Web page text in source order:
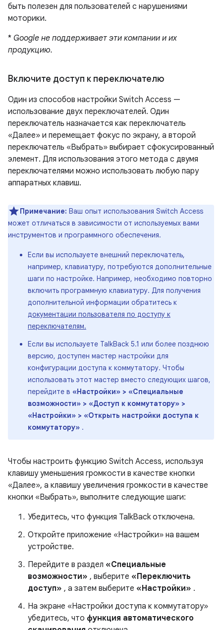
быть полезен для пользователей с нарушениями
моторики.
* Google не поддерживает эти компании и их
продукцию.
Включите доступ к переключателю
Один из способов настройки Switch Access —
использование двух переключателей. Один
переключатель назначается как переключатель
«Далее» и перемещает фокус по экрану, а второй
переключатель «Выбрать» выбирает сфокусированный
элемент. Для использования этого метода с двумя
переключателями можно использовать любую пару
аппаратных клавиш.
Примечание: Ваш опыт использования Switch Access
может отличаться в зависимости от используемых вами
инструментов и программного обеспечения.
Если вы используете внешний переключатель,
например, клавиатуру, потребуются дополнительные
шаги по настройке. Например, необходимо повторно
включить программную клавиатуру. Для получения
дополнительной информации обратитесь к
документации пользователя по доступу к
переключателям.
Если вы используете TalkBack 5.1 или более позднюю
версию, доступен мастер настройки для
конфигурации доступа к коммутатору. Чтобы
использовать этот мастер вместо следующих шагов,
перейдите в «Настройки» > «Специальные
возможности» > «Доступ к коммутатору» >
«Настройки» > «Открыть настройки доступа к
коммутатору» .
Чтобы настроить функцию Switch Access, используя
клавишу уменьшения громкости в качестве кнопки
«Далее», а клавишу увеличения громкости в качестве
кнопки «Выбрать», выполните следующие шаги:
Убедитесь, что функция TalkBack отключена.
Откройте приложение «Настройки» на вашем
устройстве.
Перейдите в раздел «Специальные
возможности» , выберите «Переключить
доступ» , а затем выберите «Настройки» .
На экране «Настройки доступа к коммутатору»
убедитесь, что функция автоматического